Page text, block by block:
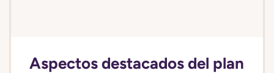
Aspectos destacados del plan